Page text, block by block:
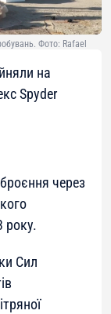
Фото: Rafael
на
Spyder
через
року.
Сил